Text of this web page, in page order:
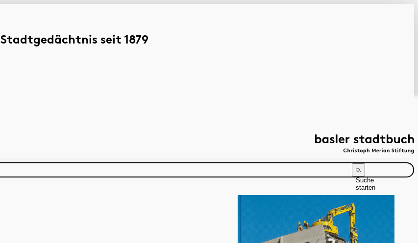
Suche
starten
Suchanleitung
Stadtgedächtnis seit 1879